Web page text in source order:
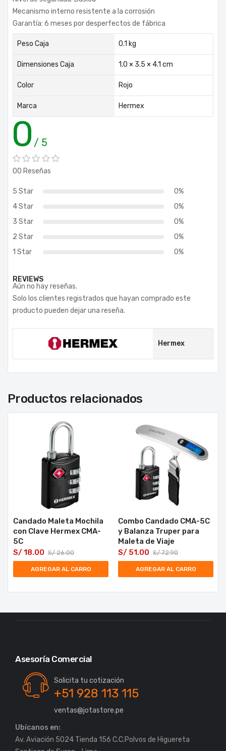
Mecanismo interno resistente a la corrosión
Garantía: 6 meses por desperfectos de fábrica
Peso Caja 0.1 kg
Dimensiones Caja 1.0 × 3.5 × 4.1 cm
Color Rojo
Marca Hermex
0 / 5
00 Reseñas
5 Star
0%
4 Star
0%
3 Star
0%
2 Star
0%
1 Star
0%
REVIEWS
Aún no hay reseñas.
Solo los clientes registrados que hayan comprado este
producto pueden dejar una reseña.
Hermex
Productos relacionados
Candado Maleta Mochila
con Clave Hermex CMA-
5C
S/26.00
S/18.00
AGREGAR AL CARRO
Combo Candado CMA-5C
y Balanza Truper para
Maleta de Viaje
S/72.90
S/ 51.00
AGREGAR AL CARRO
Asesoría Comercial
Solicita tu cotización
+51 928 113 115
ventas@jotastore.pe
Ubícanos en:
Av. Aviación 5024 Tienda 156 C.C.Polvos de Higuereta